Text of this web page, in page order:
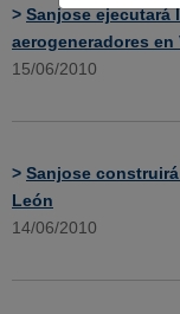
> Sanjose ejecutará
aerogeneradores
15/06/2010
> Sanjose
León
14/06/2010